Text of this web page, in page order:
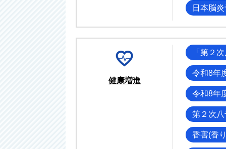
日本脳
健康増進
「第２
令和8年
令和8年
第２次
香害(香